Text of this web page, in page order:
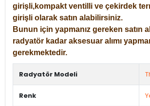
girişli,kompakt ventilli ve çekirdek
girişli olarak satın alabilirsiniz.
Bunun için yapmanız gereken satın
radyatör kadar aksesuar alımı
gerekmektedir.
Radyatör Modeli
Renk